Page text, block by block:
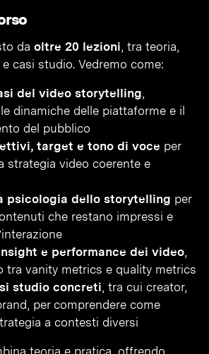
da oltre 20 lezioni, tra teoria,
casi studio. Vedremo come:
del video storytelling,
dinamiche delle piattaforme e il
del pubblico
target e tono di voce per
strategia video coerente e
psicologia dello storytelling per
che restano impressi e
e performance dei video,
tra vanity metrics e quality metrics
studio concreti, tra cui creator,
per comprendere come
a contesti diversi